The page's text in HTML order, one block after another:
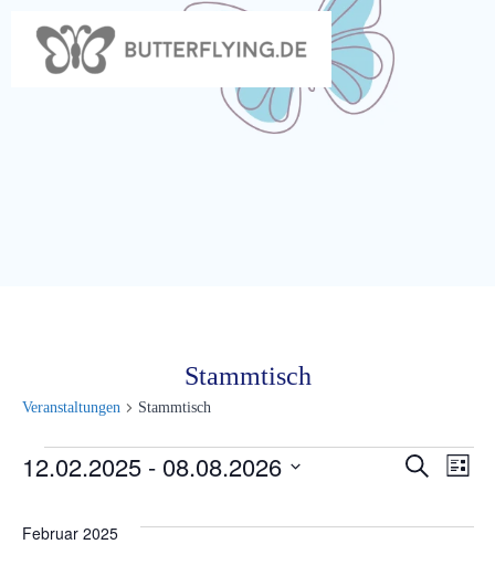
Zum
Inhalt
Stammtisch
Veranstaltungen Stammtisch
Veranstaltungen
V
e
Suche
V
e
Liste
12.02.2025 - 08.08.2026
wählen.
Februar 2025